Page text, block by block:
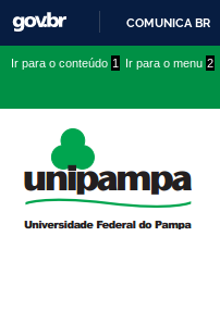
COMUNICA BR
conteúdo
menu
superior
menu
Ir para o conteúdo 1 Ir para o menu 2